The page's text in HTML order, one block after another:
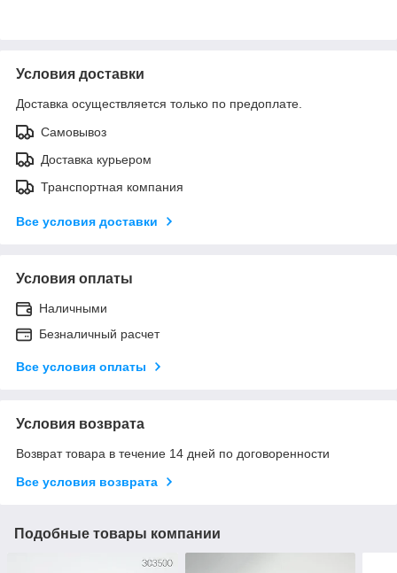
Условия доставки
Доставка осуществляется только по предоплате.
Самовывоз
Доставка курьером
Транспортная компания
Все условия доставки
Условия оплаты
Наличными
Безналичный расчет
Все условия оплаты
Условия возврата
Возврат товара в течение 14 дней по договоренности
Все условия возврата
Подобные товары компании